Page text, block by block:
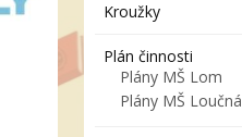
Kroužky
Plán činnosti
Plány MŠ Lom
Plány MŠ Loučná